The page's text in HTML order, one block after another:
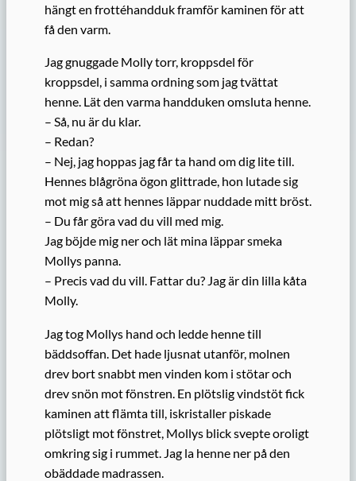
hängt en frottéhandduk framför kaminen för att
få den varm.
Jag gnuggade Molly torr, kroppsdel för
kroppsdel, i samma ordning som jag tvättat
henne. Lät den varma handduken omsluta henne.
– Så, nu är du klar.
– Redan?
– Nej, jag hoppas jag får ta hand om dig lite till.
Hennes blågröna ögon glittrade, hon lutade sig
mot mig så att hennes läppar nuddade mitt bröst.
– Du får göra vad du vill med mig.
Jag böjde mig ner och lät mina läppar smeka
Mollys panna.
– Precis vad du vill. Fattar du? Jag är din lilla kåta
Molly.
Jag tog Mollys hand och ledde henne till
bäddsoffan. Det hade ljusnat utanför, molnen
drev bort snabbt men vinden kom i stötar och
drev snön mot fönstren. En plötslig vindstöt fick
kaminen att flämta till, iskristaller piskade
plötsligt mot fönstret, Mollys blick svepte oroligt
omkring sig i rummet. Jag la henne ner på den
obäddade madrassen.